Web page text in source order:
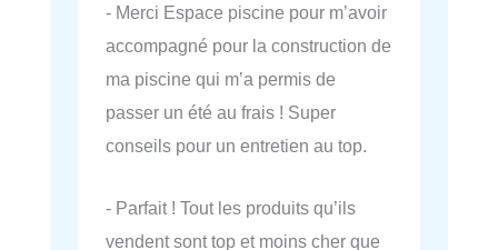
- Merci Espace piscine pour m’avoir
accompagné pour la construction de
ma piscine qui m’a permis de
passer un été au frais ! Super
conseils pour un entretien au top.
- Parfait ! Tout les produits qu’ils
vendent sont top et moins cher que